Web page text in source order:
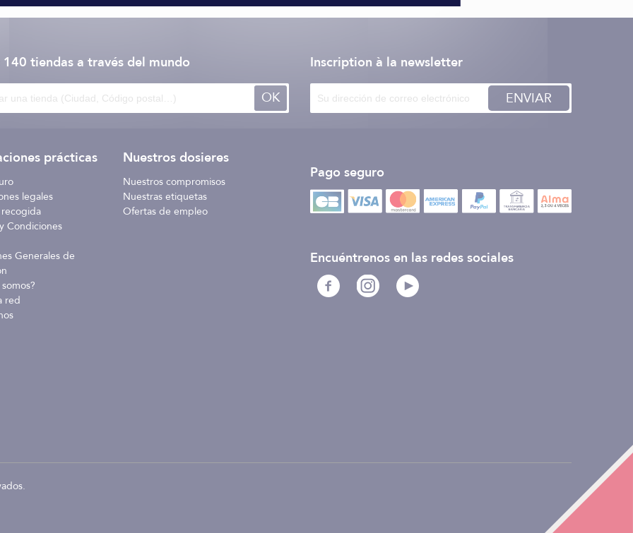
140 tiendasa través del mundo
OK
prácticas
legales
Condiciones
Generales de
red
Nuestros dosieres
Nuestros compromisos
Nuestras etiquetas
Ofertas de empleo
Inscription à la newsletter
ENVIAR
Pago seguro
Encuéntrenos en las redes sociales